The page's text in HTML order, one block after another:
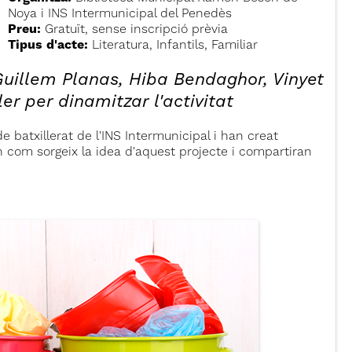
Noya i INS Intermunicipal del Penedès
Preu: Gratuït, sense inscripció prèvia
Tipus d'acte: Literatura, Infantils, Familiar
Planas, Hiba Bendaghor, Vinyet
per dinamitzar l'activitat
batxillerat de l'INS Intermunicipal i han creat
com sorgeix la idea d'aquest projecte i compartiran